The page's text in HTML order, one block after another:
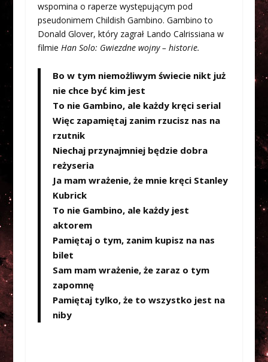
wspomina o raperze występującym pod
pseudonimem Childish Gambino. Gambino to
Donald Glover, który zagrał Lando Calrissiana w
filmie Han Solo: Gwiezdne wojny – historie.
Bo w tym niemożliwym świecie nikt już
nie chce być kim jest
To nie Gambino, ale każdy kręci serial
Więc zapamiętaj zanim rzucisz nas na
rzutnik
Niechaj przynajmniej będzie dobra
reżyseria
Ja mam wrażenie, że mnie kręci Stanley
Kubrick
To nie Gambino, ale każdy jest
aktorem
Pamiętaj o tym, zanim kupisz na nas
bilet
Sam mam wrażenie, że zaraz o tym
zapomnę
Pamiętaj tylko, że to wszystko jest na
niby